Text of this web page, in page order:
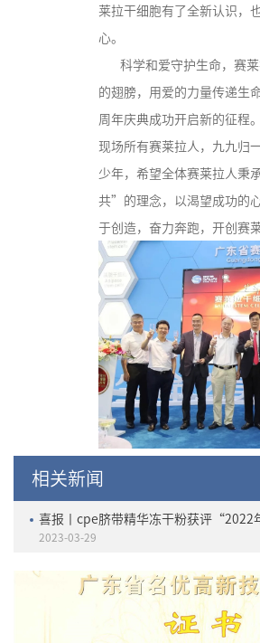
莱拉干细胞有了全新认识，
心。
科学和爱守护生命，赛莱
的翅膀，用爱的力量传递生
周年庆典成功开启新的征程
现场所有赛莱拉人，九九归
少年，希望全体赛莱拉人秉
共”的理念，以渴望成功的
于创造，奋力奔跑，开创赛
相关新闻
2023-03-29